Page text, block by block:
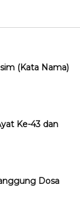
(Kata Nama)
Ke-43 dan
Dosa